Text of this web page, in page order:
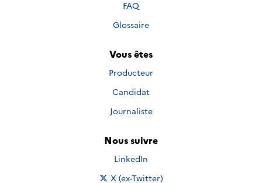
FAQ
Glossaire
Vous êtes
Producteur
Candidat
Journaliste
Nous suivre
Nous suivre sur
LinkedIn
Nous suivre sur
X (ex-Twitter)